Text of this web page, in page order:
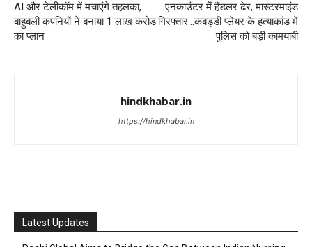
AI और टेलीकॉम में मचाएंगे तहलका,
बाहुबली कंपनियों ने बनाया 1 लाख करोड़
का प्लान
एनकाउंटर में हैंडलर ढेर, मास्टरमाइंड
गिरफ्तार…कबड्डी प्लेयर के हत्याकांड में
पुलिस को बड़ी कामयाबी
hindkhabar.in
https://hindkhabar.in
Latest Updates